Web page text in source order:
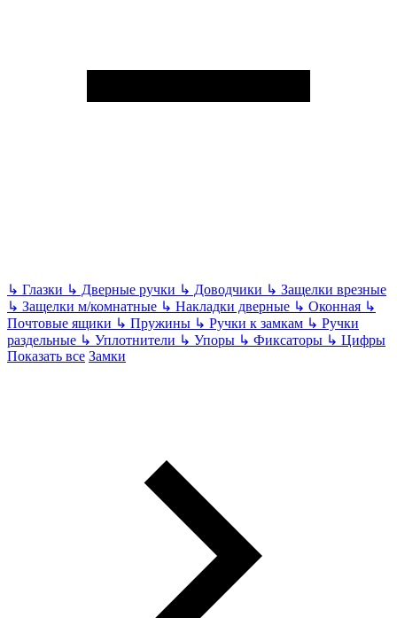
↳ Глазки ↳ Дверные ручки ↳ Доводчики ↳ Защелки врезные
↳ Защелки м/комнатные ↳ Накладки дверные ↳ Оконная ↳
Почтовые ящики ↳ Пружины ↳ Ручки к замкам ↳ Ручки
раздельные ↳ Уплотнители ↳ Упоры ↳ Фиксаторы ↳ Цифры
Показать все Замки